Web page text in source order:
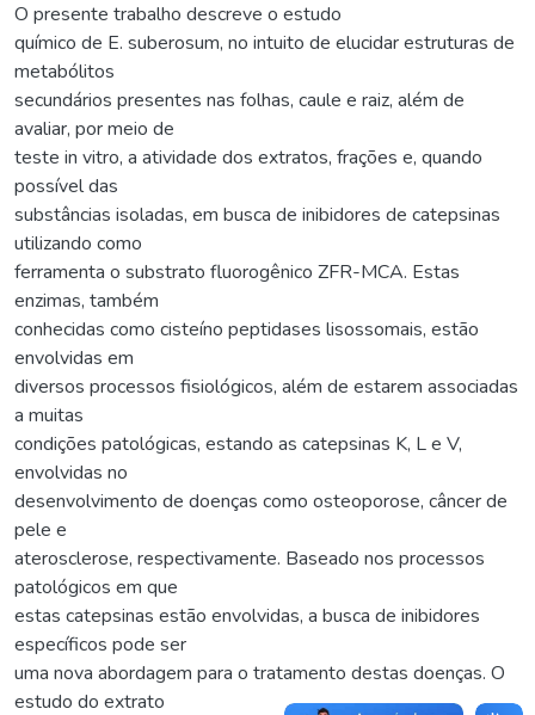
O presente trabalho descreve o estudo
químico de E. suberosum, no intuito de elucidar estruturas de
metabólitos
secundários presentes nas folhas, caule e raiz, além de
avaliar, por meio de
teste in vitro, a atividade dos extratos, frações e, quando
possível das
substâncias isoladas, em busca de inibidores de catepsinas
utilizando como
ferramenta o substrato fluorogênico ZFR-MCA. Estas
enzimas, também
conhecidas como cisteíno peptidases lisossomais, estão
envolvidas em
diversos processos fisiológicos, além de estarem associadas
a muitas
condições patológicas, estando as catepsinas K, L e V,
envolvidas no
desenvolvimento de doenças como osteoporose, câncer de
pele e
aterosclerose, respectivamente. Baseado nos processos
patológicos em que
estas catepsinas estão envolvidas, a busca de inibidores
específicos pode ser
uma nova abordagem para o tratamento destas doenças. O
estudo do extrato